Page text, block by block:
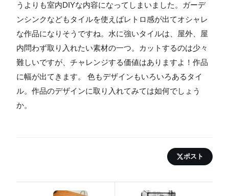
うよりも室内DIYな内容になってしまいました。ガーデ
ンシンクなどもタイルを使えばレトロ感が出てオシャレ
な作品になりそうですね。水に強いタイルは、屋外、屋
内問わず取り入れたい素材の一つ。カットするのは少々
難しいですが、チャレンジする価値はありますよ！作品
に幅が出てきます。 色もデザインもいろいろあるタイ
ル。作品のデザインに取り入れてみては如何でしょう
か。
ポスト